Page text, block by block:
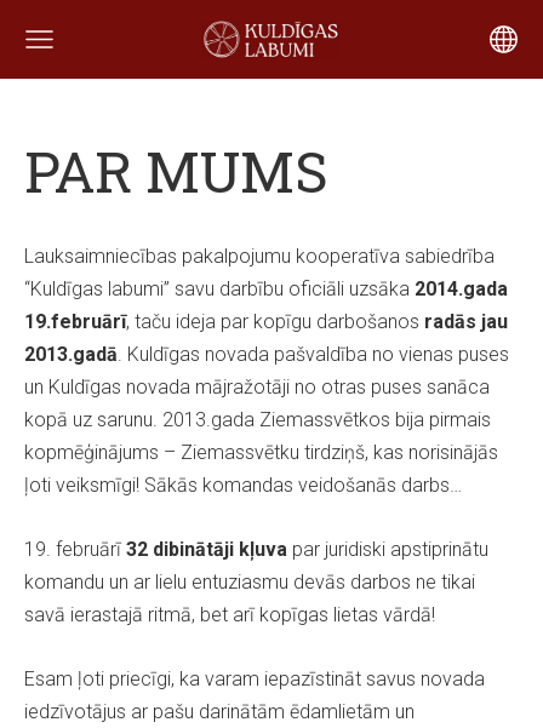
PAR MUMS
Lauksaimniecības pakalpojumu kooperatīva sabiedrība
“Kuldīgas labumi” savu darbību oficiāli uzsāka 2014.gada
19.februārī, taču ideja par kopīgu darbošanos radās jau
2013.gadā. Kuldīgas novada pašvaldība no vienas puses
un Kuldīgas novada mājražotāji no otras puses sanāca
kopā uz sarunu. 2013.gada Ziemassvētkos bija pirmais
kopmēģinājums – Ziemassvētku tirdziņš, kas norisinājās
ļoti veiksmīgi! Sākās komandas veidošanās darbs…
19. februārī32 dibinātāji kļuva par juridiski apstiprinātu
komandu un ar lielu entuziasmu devās darbos ne tikai
savā ierastajā ritmā, bet arī kopīgas lietas vārdā!
Esam ļoti priecīgi, ka varam iepazīstināt savus novada
iedzīvotājus ar pašu darinātām ēdamlietām un